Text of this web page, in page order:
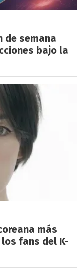
de semana
bajo la
más
fans del K-